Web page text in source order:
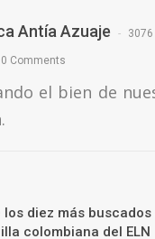
Antía Azuaje 3076
0 Comments
el bien de
diez más buscados
colombiana del ELN